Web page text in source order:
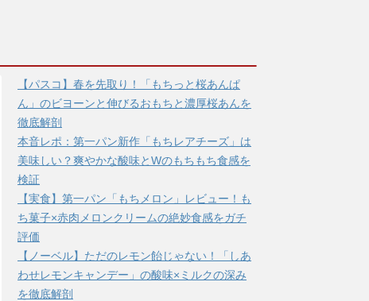
【パスコ】春を先取り！「もちっと桜あんぱ
ん」のビヨーンと伸びるおもちと濃厚桜あんを
徹底解剖
本音レポ：第一パン新作「もちレアチーズ」は
美味しい？爽やかな酸味とWのもちもち食感を
検証
【実食】第一パン「もちメロン」レビュー！も
ち菓子×赤肉メロンクリームの絶妙食感をガチ
評価
【ノーベル】ただのレモン飴じゃない！「しあ
わせレモンキャンデー」の酸味×ミルクの深み
を徹底解剖